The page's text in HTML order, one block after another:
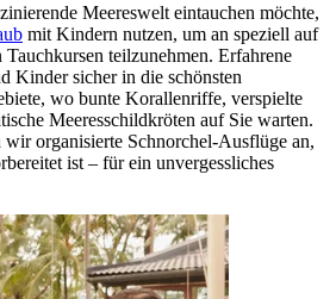
Meereswelt eintauchen möchte,
mit Kindern nutzen, um an speziell auf
teilzunehmen. Erfahrene
Kinder sicher in die schönsten
wo bunte Korallenriffe, verspielte
Meeresschildkröten auf Sie warten.
wir organisierte Schnorchel-Ausflüge an,
ist – für ein unvergessliches